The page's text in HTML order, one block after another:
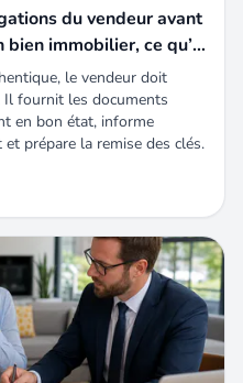
du vendeur avant
bien immobilier, ce qu’il
le vendeur doit
fournit les documents
en bon état, informe
prépare la remise des clés.